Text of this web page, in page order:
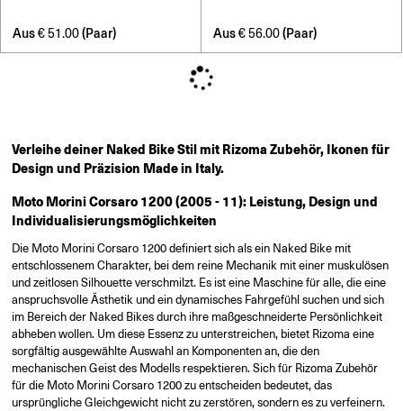
Aus €51.00 (Paar) Aus €56.00 (Paar)
Verleihe deiner Naked Bike Stil mit Rizoma Zubehör, Ikonen für
Design und Präzision Made in Italy.
Moto Morini Corsaro 1200 (2005 - 11): Leistung, Design und
Individualisierungsmöglichkeiten
Die Moto Morini Corsaro 1200 definiert sich als ein Naked Bike mit
entschlossenem Charakter, bei dem reine Mechanik mit einer muskulösen
und zeitlosen Silhouette verschmilzt. Es ist eine Maschine für alle, die eine
anspruchsvolle Ästhetik und ein dynamisches Fahrgefühl suchen und sich
im Bereich der Naked Bikes durch ihre maßgeschneiderte Persönlichkeit
abheben wollen. Um diese Essenz zu unterstreichen, bietet Rizoma eine
sorgfältig ausgewählte Auswahl an Komponenten an, die den
mechanischen Geist des Modells respektieren. Sich für Rizoma Zubehör
für die Moto Morini Corsaro 1200 zu entscheiden bedeutet, das
ursprüngliche Gleichgewicht nicht zu zerstören, sondern es zu verfeinern.